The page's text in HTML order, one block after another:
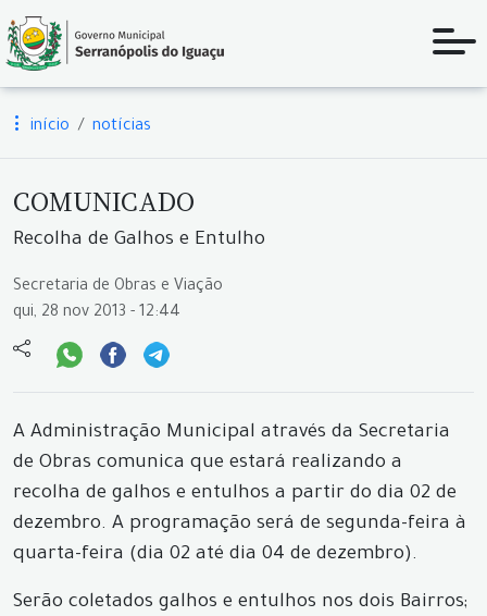
início notícias
COMUNICADO
Recolha de Galhos e Entulho
Secretaria de Obras e Viação
qui, 28 nov 2013 - 12:44
A Administração Municipal através da Secretaria
de Obras comunica que estará realizando a
recolha de galhos e entulhos a partir do dia 02 de
dezembro. A programação será de segunda-feira à
quarta-feira (dia 02 até dia 04 de dezembro).
Serão coletados galhos e entulhos nos dois Bairros;